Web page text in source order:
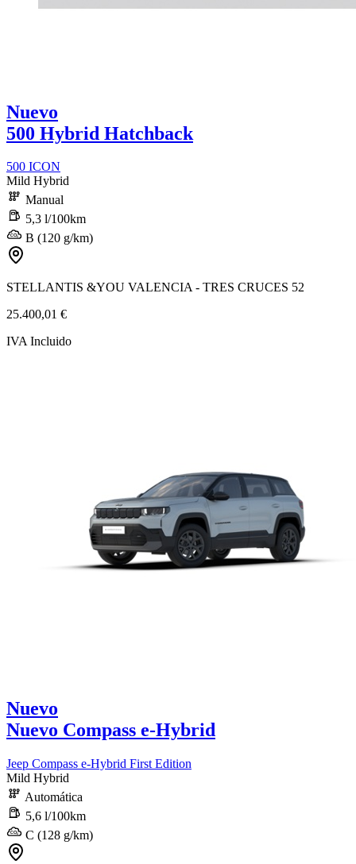
Nuevo
500 Hybrid Hatchback
500 ICON
Mild Hybrid
Manual
5,3 l/100km
B (120 g/km)
STELLANTIS &YOU VALENCIA - TRES CRUCES 52
25.400,01 €
IVA Incluido
Nuevo
Nuevo Compass e-Hybrid
Jeep Compass e-Hybrid First Edition
Mild Hybrid
Automática
5,6 l/100km
C (128 g/km)